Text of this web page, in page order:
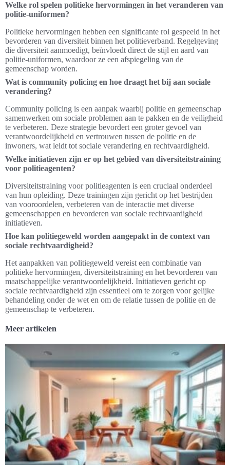
Welke rol spelen politieke hervormingen in het veranderen van
politie-uniformen?
Politieke hervormingen hebben een significante rol gespeeld in het
bevorderen van diversiteit binnen het politieverband. Regelgeving
die diversiteit aanmoedigt, beïnvloedt direct de stijl en aard van
politie-uniformen, waardoor ze een afspiegeling van de
gemeenschap worden.
Wat is community policing en hoe draagt het bij aan sociale
verandering?
Community policing is een aanpak waarbij politie en gemeenschap
samenwerken om sociale problemen aan te pakken en de veiligheid
te verbeteren. Deze strategie bevordert een groter gevoel van
verantwoordelijkheid en vertrouwen tussen de politie en de
inwoners, wat leidt tot sociale verandering en rechtvaardigheid.
Welke initiatieven zijn er op het gebied van diversiteitstraining
voor politieagenten?
Diversiteitstraining voor politieagenten is een cruciaal onderdeel
van hun opleiding. Deze trainingen zijn gericht op het bestrijden
van vooroordelen, verbeteren van de interactie met diverse
gemeenschappen en bevorderen van sociale rechtvaardigheid
initiatieven.
Hoe kan politiegeweld worden aangepakt in de context van
sociale rechtvaardigheid?
Het aanpakken van politiegeweld vereist een combinatie van
politieke hervormingen, diversiteitstraining en het bevorderen van
maatschappelijke verantwoordelijkheid. Initiatieven gericht op
sociale rechtvaardigheid zijn essentieel om te zorgen voor gelijke
behandeling onder de wet en om de relatie tussen de politie en de
gemeenschap te verbeteren.
Meer artikelen